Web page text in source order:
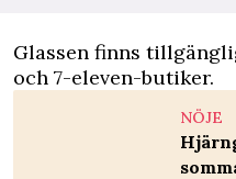
Glassen finns
och 7-eleven-butiker.
NÖJE